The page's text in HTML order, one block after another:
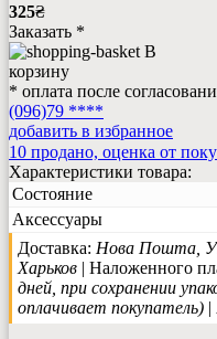
325₴
Заказать *
В
корзину
* оплата после
(096)79 ****
добавить в избранное
10 продано, оценка от
Характеристики товара:
Состояние
Аксессуары
Доставка: Нова Пошта,
Харьков| Наложенного
дней, при сохранении
оплачивает покупатель)|